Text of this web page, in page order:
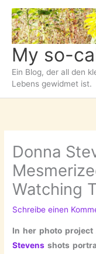
Zum
Inhalt
springen
My so-
Ein Blog, der all den
Lebens gewidmet ist.
Donna
Watching
Schreibe einen
In her photo project
Stevens shots